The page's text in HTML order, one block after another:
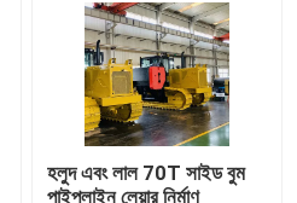
হলুদ এবং লাল 70T সাইড বুম
পাইপলাইন লেয়ার নির্মাণ